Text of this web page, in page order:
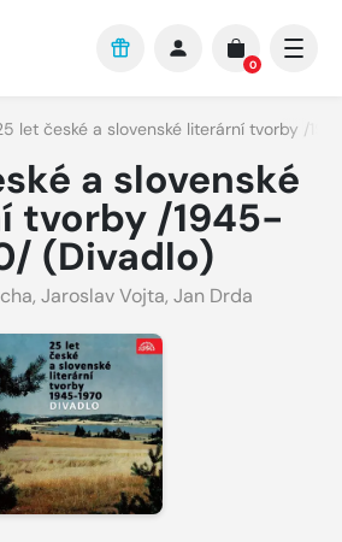
0
let české a slovenské literární tvorby /
a slovenské
tvorby /1945-
(Divadlo)
, Jaroslav Vojta, Jan Drda